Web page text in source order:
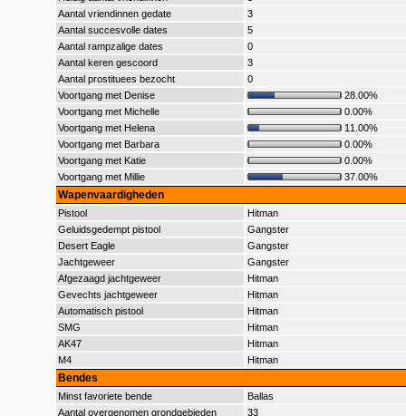
Aantal vriendinnen gedate
3
Aantal succesvolle dates
5
Aantal rampzalige dates
0
Aantal keren gescoord
3
Aantal prostituees bezocht
0
Voortgang met Denise
28.00%
Voortgang met Michelle
0.00%
Voortgang met Helena
11.00%
Voortgang met Barbara
0.00%
Voortgang met Katie
0.00%
Voortgang met Millie
37.00%
Wapenvaardigheden
Pistool
Hitman
Geluidsgedempt pistool
Gangster
Desert Eagle
Gangster
Jachtgeweer
Gangster
Afgezaagd jachtgeweer
Hitman
Gevechts jachtgeweer
Hitman
Automatisch pistool
Hitman
SMG
Hitman
AK47
Hitman
M4
Hitman
Bendes
Minst favoriete bende
Ballas
Aantal overgenomen grondgebieden
33